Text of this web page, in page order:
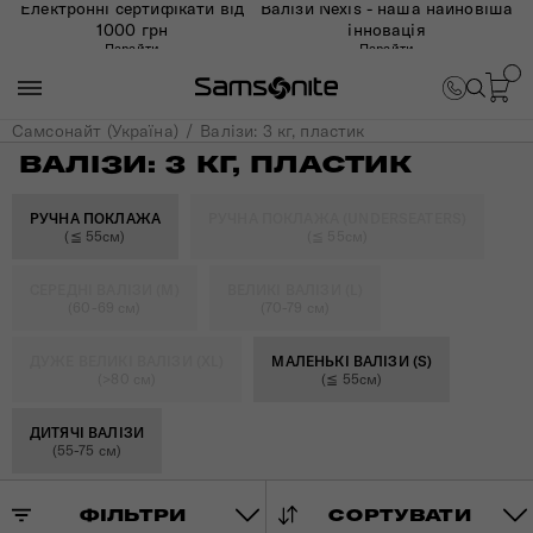
Електронні сертифікати від
1000 грн
Перейти
Валізи Nexis - наша найновіша
інновація
Перейти
Самсонайт (Україна) Валізи: 3 кг, пластик
ВАЛІЗИ: 3 КГ, ПЛАСТИК
РУЧНА ПОКЛАЖА
(≦ 55см)
МАЛЕНЬКІ ВАЛІЗИ (S)
(≦ 55см)
ДИТЯЧІ ВАЛІЗИ
(55-75 см)
ФІЛЬТРИ СОРТУВАТИ